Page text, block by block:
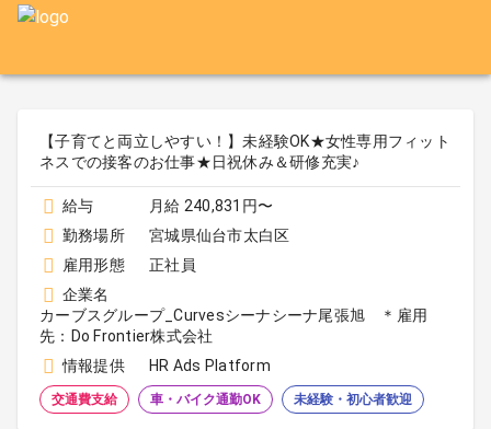
【子育てと両立しやすい！】未経験OK★女性専用フィット
ネスでの接客のお仕事★日祝休み＆研修充実♪
給与
月給 240,831円〜
勤務場所
宮城県仙台市太白区
雇用形態
正社員
企業名
カーブスグループ_Curvesシーナシーナ尾張旭 ＊雇用
先：Do Frontier株式会社
情報提供
HR Ads Platform
交通費支給 車・バイク通勤OK 未経験・初心者歓迎